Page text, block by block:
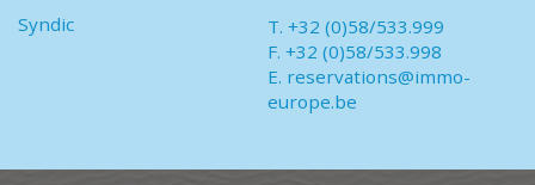
Syndic
T. +32 (0)58/533.999
F. +32 (0)58/533.998
E. reservations@immo-
europe.be